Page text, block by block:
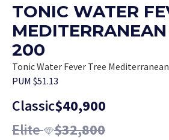
TONIC WATER
200
Tonic Water Fever Tree Mediterranean
PUM $51.13
Classic$40,900
Elite $32,800